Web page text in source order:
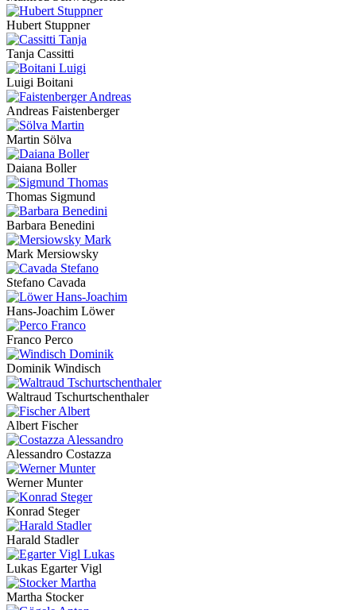
Hubert Stuppner
Tanja Cassitti
Luigi Boitani
Andreas Faistenberger
Martin Sölva
Daiana Boller
Thomas Sigmund
Barbara Benedini
Mark Mersiowsky
Stefano Cavada
Hans-Joachim Löwer
Franco Perco
Dominik Windisch
Waltraud Tschurtschenthaler
Albert Fischer
Alessandro Costazza
Werner Munter
Konrad Steger
Harald Stadler
Lukas Egarter Vigl
Martha Stocker